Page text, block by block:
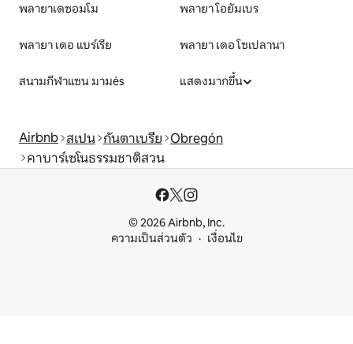
พลายาเดซอมโม พลายา โอยัมเบร
พลายา เดอ แบร์เรีย พลายา เดอ โซเปลานา
สนามกีฬาแซน มามés แสดงมากขึ้น
Airbnb สเปน กันตาเบรีย Obregón
คาบาร์เซโนธรรมชาติสวน
© 2026 Airbnb, Inc.
ความเป็นส่วนตัว
เงื่อนไข